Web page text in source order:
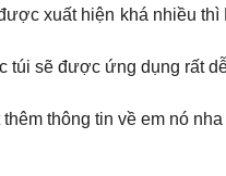
xuất hiện khá nhiều
túi sẽ được ứng dụng rất
thông tin về em nó nha